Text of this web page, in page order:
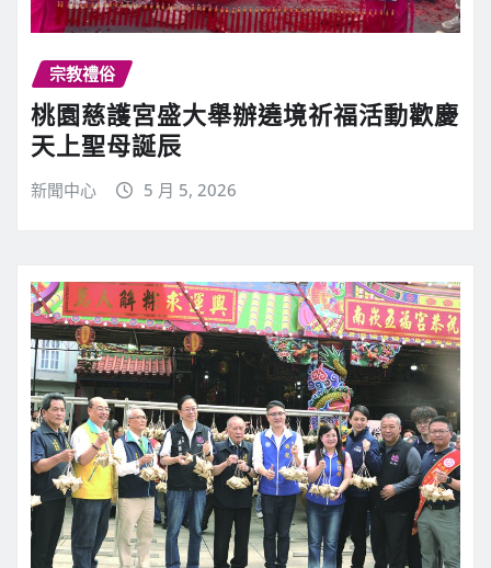
宗教禮俗
桃園慈護宮盛大舉辦遶境祈福活動歡慶
天上聖母誕辰
新聞中心 5 月 5, 2026